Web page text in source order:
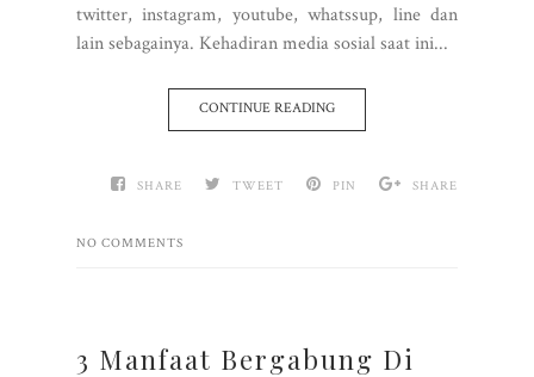
twitter, instagram, youtube, whatssup, line dan
lain sebagainya. Kehadiran media sosial saat ini...
CONTINUE READING
SHARE TWEET PIN SHARE
NO COMMENTS
3 Manfaat Bergabung Di